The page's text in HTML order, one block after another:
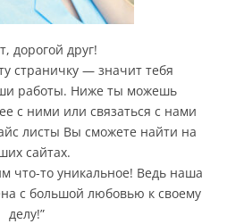
дорогой друг!
страничку — значит тебя
работы. Ниже ты можешь
с ними или связаться с нами
листы Вы сможете найти на
сайтах.
что-то уникальное! Ведь наша
с большой любовью к своему
делу!”